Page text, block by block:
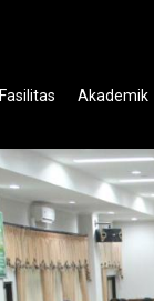
Fasilitas Akademik